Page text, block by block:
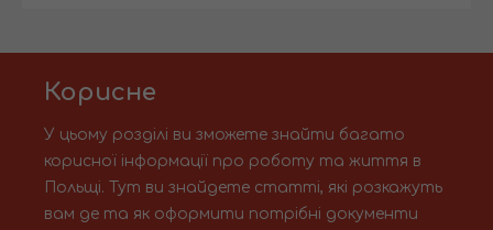
Корисне
У цьому розділі ви зможете знайти багато
корисної інформації про роботу та життя в
Польщі. Тут ви знайдете статті, які розкажуть
вам де та як оформити потрібні документи